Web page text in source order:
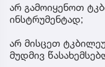
არ გამოიყენოთ
ინსტრუმენტად;
არ მისცეთ
მუდმივ